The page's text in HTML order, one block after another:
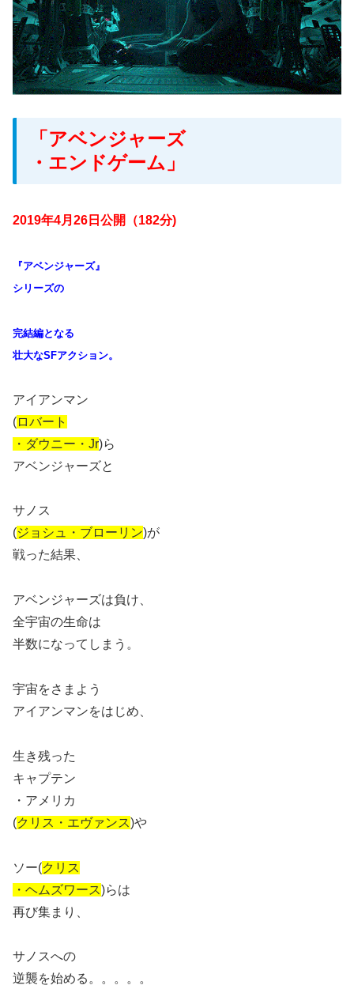
「アベンジャーズ
・エンドゲーム」
2019年4月26日公開（182分)
『アベンジャーズ』
シリーズの
完結編となる
壮大なSFアクション。
アイアンマン
(ロバート
・ダウニー・Jr)ら
アベンジャーズと
サノス
(ジョシュ・ブローリン)が
戦った結果、
アベンジャーズは負け、
全宇宙の生命は
半数になってしまう。
宇宙をさまよう
アイアンマンをはじめ、
生き残った
キャプテン
・アメリカ
(クリス・エヴァンス)や
ソー(クリス
・ヘムズワース)らは
再び集まり、
サノスへの
逆襲を始める。。。。。